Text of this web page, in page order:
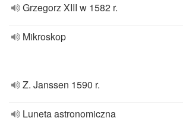
Grzegorz XIII w 1582 r.
Mikroskop
Z. Janssen 1590 r.
Luneta astronomiczna